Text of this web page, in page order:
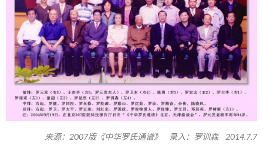
来源：2007版《中华罗氏通谱》 录入：罗训森 2014.7.7